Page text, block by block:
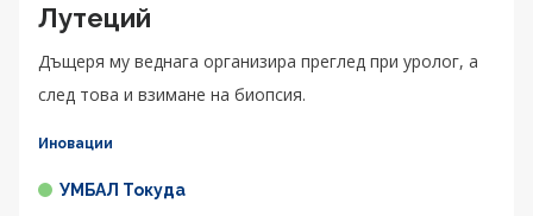
Лутеций
Дъщеря му веднага организира преглед при уролог, а
след това и взимане на биопсия.
Иновации
УМБАЛ Токуда